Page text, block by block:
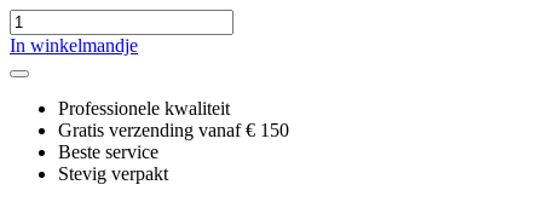
In winkelmandje
Professionele kwaliteit
Gratis verzending vanaf € 150
Beste service
Stevig verpakt